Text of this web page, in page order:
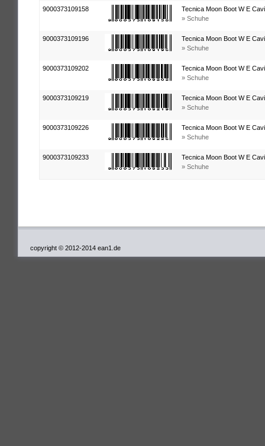
9000373109158
Tecnica Moon Boot W E
» Schuhe
9000373109196
Tecnica Moon Boot W E
» Schuhe
9000373109202
Tecnica Moon Boot W E
» Schuhe
9000373109219
Tecnica Moon Boot W E
» Schuhe
9000373109226
Tecnica Moon Boot W E
» Schuhe
9000373109233
Tecnica Moon Boot W E
» Schuhe
copyright © 2012-2014 ean1.de